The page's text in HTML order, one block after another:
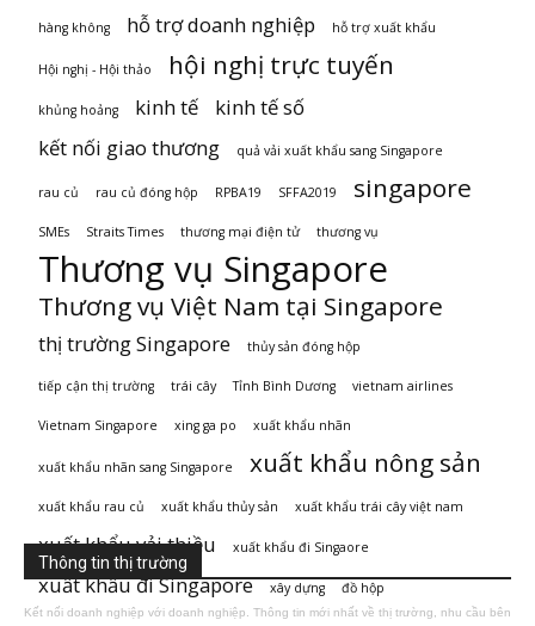
hàng không hỗ trợ doanh nghiệp hỗ trợ xuất khẩu
Hội nghị - Hội thảo hội nghị trực tuyến
khủng hoảng kinh tế
kinh tế số
kết nối giao thương
quả vải xuất khẩu sang Singapore
rau củ rau củ đóng hộp RPBA19 SFFA2019 singapore
SMEs Straits Times thương mại điện tử thương vụ
Thương vụ Singapore
Thương vụ Việt Nam tại Singapore
thị trường Singapore thủy sản đóng hộp
tiếp cận thị trường trái cây Tỉnh Bình Dương vietnam airlines
Vietnam Singapore xing ga po xuất khẩu nhãn
xuất khẩu nhãn sang Singapore xuất khẩu nông sản
xuất khẩu rau củ xuất khẩu thủy sản xuất khẩu trái cây việt nam
xuất khẩu vải thiều xuất khẩu đi Singaore
xuất khẩu đi Singapore xây dựng đồ hộp
Thông tin thị trường
Kết nối doanh nghiệp với doanh nghiệp. Thông tin mới nhất về thị trường, nhu cầu bên